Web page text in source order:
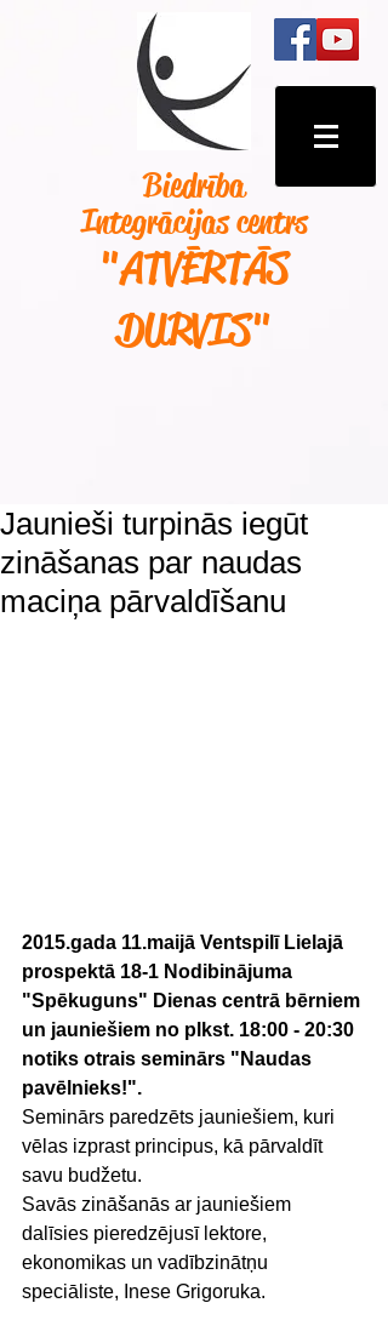
Biedrība
Integrācijas centrs
"ATVĒRTĀS
DURVIS"
Jaunieši turpinās iegūt
zināšanas par naudas
maciņa pārvaldīšanu
2015.gada 11.maijā Ventspilī Lielajā
prospektā 18-1 Nodibinājuma
"Spēkuguns" Dienas centrā bērniem
un jauniešiem no plkst. 18:00 - 20:30
notiks otrais seminārs "Naudas
pavēlnieks!".
Seminārs paredzēts jauniešiem, kuri
vēlas izprast principus, kā pārvaldīt
savu budžetu.
Savās zināšanās ar jauniešiem
dalīsies pieredzējusī lektore,
ekonomikas un vadībzinātņu
speciāliste, Inese Grigoruka.